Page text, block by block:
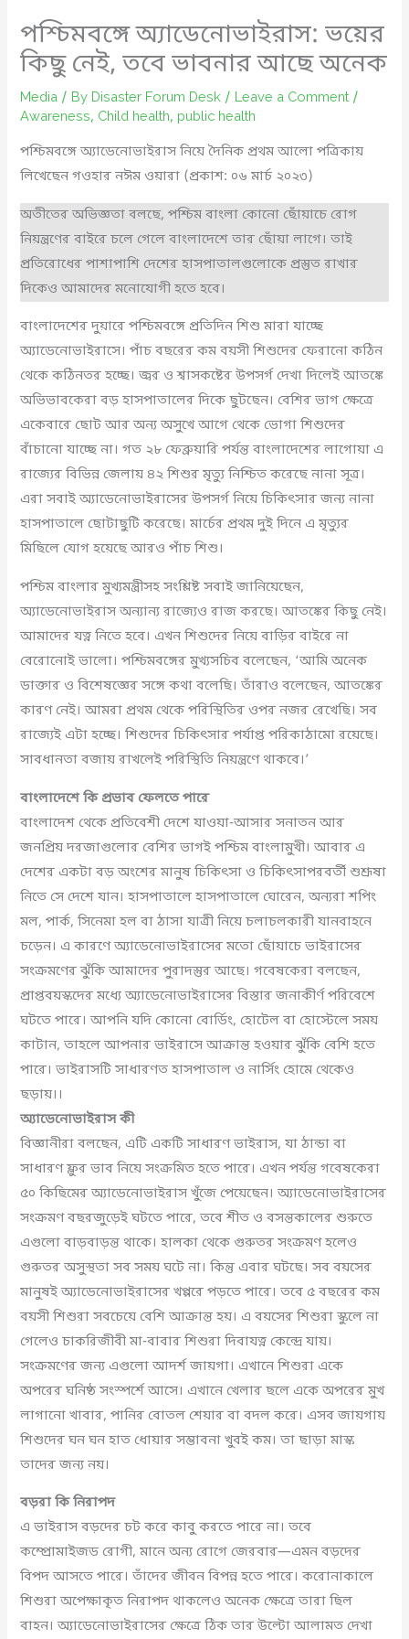
পশ্চিমবঙ্গে অ্যাডেনোভাইরাস: ভয়ের
কিছু নেই, তবে ভাবনার আছে অনেক
Media / By Disaster Forum Desk / Leave a Comment /
Awareness, Child health, public health
পশ্চিমবঙ্গে অ্যাডেনোভাইরাস নিয়ে দৈনিক প্রথম আলো পত্রিকায়
লিখেছেন গওহার নঈম ওয়ারা (প্রকাশ: ০৬ মার্চ ২০২৩)
অতীতের অভিজ্ঞতা বলছে, পশ্চিম বাংলা কোনো ছোঁয়াচে রোগ
নিয়ন্ত্রণের বাইরে চলে গেলে বাংলাদেশে তার ছোঁয়া লাগে। তাই
প্রতিরোধের পাশাপাশি দেশের হাসপাতালগুলোকে প্রস্তুত রাখার
দিকেও আমাদের মনোযোগী হতে হবে।
বাংলাদেশের দুয়ারে পশ্চিমবঙ্গে প্রতিদিন শিশু মারা যাচ্ছে
অ্যাডেনোভাইরাসে। পাঁচ বছরের কম বয়সী শিশুদের ফেরানো কঠিন
থেকে কঠিনতর হচ্ছে। জ্বর ও শ্বাসকষ্টের উপসর্গ দেখা দিলেই আতঙ্কে
অভিভাবকেরা বড় হাসপাতালের দিকে ছুটছেন। বেশির ভাগ ক্ষেত্রে
একেবারে ছোট আর অন্য অসুখে আগে থেকে ভোগা শিশুদের
বাঁচানো যাচ্ছে না। গত ২৮ ফেব্রুয়ারি পর্যন্ত বাংলাদেশের লাগোয়া এ
রাজ্যের বিভিন্ন জেলায় ৪২ শিশুর মৃত্যু নিশ্চিত করেছে নানা সূত্র।
এরা সবাই অ্যাডেনোভাইরাসের উপসর্গ নিয়ে চিকিৎসার জন্য নানা
হাসপাতালে ছোটাছুটি করেছে। মার্চের প্রথম দুই দিনে এ মৃত্যুর
মিছিলে যোগ হয়েছে আরও পাঁচ শিশু।
পশ্চিম বাংলার মুখ্যমন্ত্রীসহ সংশ্লিষ্ট সবাই জানিয়েছেন,
অ্যাডেনোভাইরাস অন্যান্য রাজ্যেও রাজ করছে। আতঙ্কের কিছু নেই।
আমাদের যত্ন নিতে হবে। এখন শিশুদের নিয়ে বাড়ির বাইরে না
বেরোনোই ভালো। পশ্চিমবঙ্গের মুখ্যসচিব বলেছেন, ‘আমি অনেক
ডাক্তার ও বিশেষজ্ঞের সঙ্গে কথা বলেছি। তাঁরাও বলেছেন, আতঙ্কের
কারণ নেই। আমরা প্রথম থেকে পরিস্থিতির ওপর নজর রেখেছি। সব
রাজ্যেই এটা হচ্ছে। শিশুদের চিকিৎসার পর্যাপ্ত পরিকাঠামো রয়েছে।
সাবধানতা বজায় রাখলেই পরিস্থিতি নিয়ন্ত্রণে থাকবে।’
বাংলাদেশে কি প্রভাব ফেলতে পারে
বাংলাদেশ থেকে প্রতিবেশী দেশে যাওয়া-আসার সনাতন আর
জনপ্রিয় দরজাগুলোর বেশির ভাগই পশ্চিম বাংলামুখী। আবার এ
দেশের একটা বড় অংশের মানুষ চিকিৎসা ও চিকিৎসাপরবর্তী শুশ্রূষা
নিতে সে দেশে যান। হাসপাতালে হাসপাতালে ঘোরেন, অন্যরা শপিং
মল, পার্ক, সিনেমা হল বা ঠাসা যাত্রী নিয়ে চলাচলকারী যানবাহনে
চড়েন। এ কারণে অ্যাডেনোভাইরাসের মতো ছোঁয়াচে ভাইরাসের
সংক্রমণের ঝুঁকি আমাদের পুরাদস্তুর আছে। গবেষকেরা বলছেন,
প্রাপ্তবয়স্কদের মধ্যে অ্যাডেনোভাইরাসের বিস্তার জনাকীর্ণ পরিবেশে
ঘটতে পারে। আপনি যদি কোনো বোর্ডিং, হোটেল বা হোস্টেলে সময়
কাটান, তাহলে আপনার ভাইরাসে আক্রান্ত হওয়ার ঝুঁকি বেশি হতে
পারে। ভাইরাসটি সাধারণত হাসপাতাল ও নার্সিং হোমে থেকেও
ছড়ায়।।
অ্যাডেনোভাইরাস কী
বিজ্ঞানীরা বলছেন, এটি একটি সাধারণ ভাইরাস, যা ঠান্ডা বা
সাধারণ ফ্লুর ভাব নিয়ে সংক্রমিত হতে পারে। এখন পর্যন্ত গবেষকেরা
৫০ কিছিমের অ্যাডেনোভাইরাস খুঁজে পেয়েছেন। অ্যাডেনোভাইরাসের
সংক্রমণ বছরজুড়েই ঘটতে পারে, তবে শীত ও বসন্তকালের শুরুতে
এগুলো বাড়বাড়ন্ত থাকে। হালকা থেকে গুরুতর সংক্রমণ হলেও
গুরুতর অসুস্থতা সব সময় ঘটে না। কিন্তু এবার ঘটছে। সব বয়সের
মানুষই অ্যাডেনোভাইরাসের খপ্পরে পড়তে পারে। তবে ৫ বছরের কম
বয়সী শিশুরা সবচেয়ে বেশি আক্রান্ত হয়। এ বয়সের শিশুরা স্কুলে না
গেলেও চাকরিজীবী মা-বাবার শিশুরা দিবাযত্ন কেন্দ্রে যায়।
সংক্রমণের জন্য এগুলো আদর্শ জায়গা। এখানে শিশুরা একে
অপরের ঘনিষ্ঠ সংস্পর্শে আসে। এখানে খেলার ছলে একে অপরের মুখ
লাগানো খাবার, পানির বোতল শেয়ার বা বদল করে। এসব জায়গায়
শিশুদের ঘন ঘন হাত ধোয়ার সম্ভাবনা খুবই কম। তা ছাড়া মাস্ক
তাদের জন্য নয়।
বড়রা কি নিরাপদ
এ ভাইরাস বড়দের চট করে কাবু করতে পারে না। তবে
কম্প্রোমাইজড রোগী, মানে অন্য রোগে জেরবার—এমন বড়দের
বিপদ আসতে পারে। তাঁদের জীবন বিপন্ন হতে পারে। করোনাকালে
শিশুরা অপেক্ষাকৃত নিরাপদ থাকলেও অনেক ক্ষেত্রে তারা ছিল
বাহন। অ্যাডেনোভাইরাসের ক্ষেত্রে ঠিক তার উল্টো আলামত দেখা